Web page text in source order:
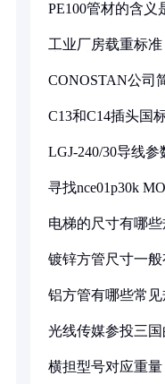
PE100管材的含义
工业厂房载重标
CONOSTAN公司
C13和C14插头国
LGJ-240/30导线
寻找nce01p30k
电梯的尺寸有哪些
镀锌方管尺寸一
铝方管有哪些常见
光线传媒参投三
横担型号对应重量